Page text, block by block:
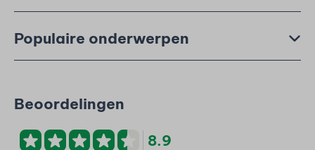
Populaire onderwerpen
Beoordelingen
8.9